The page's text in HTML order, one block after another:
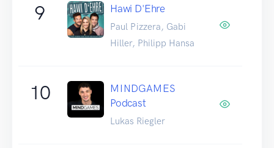
9 Hawi D'Ehre
Paul Pizzera, Gabi
Hiller, Philipp Hansa
10
MINDGAMES
Podcast
Lukas Riegler